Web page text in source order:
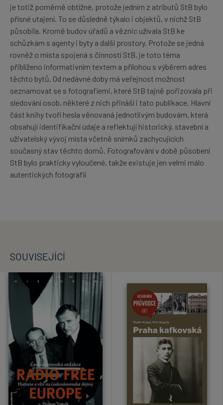
je totiž poměrně obtížné, protože jedním z atributů StB bylo
přísné utajení. To se důsledně týkalo i objektů, v nichž StB
působila. Kromě budov úřadů a věznic užívala StB ke
schůzkám s agenty i byty a další prostory. Protože se jedná
rovněž o místa spojená s činností StB, je toto téma
přiblíženo informativním textem a přílohou s výběrem adres
těchto bytů. Od nedávné doby má veřejnost možnost
seznamovat se s fotografiemi, které StB tajně pořizovala při
sledování osob, některé z nich přináší i tato publikace. Hlavní
část knihy tvoří hesla věnovaná jednotlivým budovám, která
obsahují identifikační údaje a reflektují historický, stavební a
uživatelský vývoj místa včetně snímků zachycujících
současný stav těchto domů. Fotografování v době působení
StB bylo prakticky vyloučené, takže existuje jen velmi málo
autentických fotografií
SOUVISEJÍCÍ